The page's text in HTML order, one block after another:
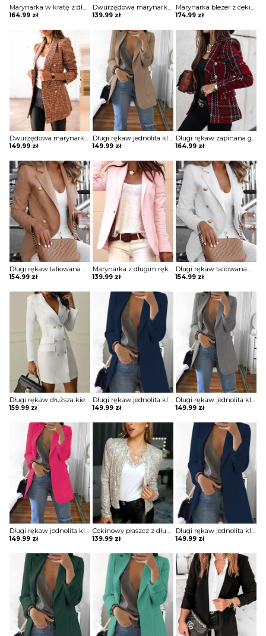
Marynarka w kratę z długim rękawem kurtka Folla
164.99 zł
Dwurzędowa marynarka z długim rękawem i solidnym wykończeniem kurtka Katherina
139.99 zł
Marynarka blezer z cekinami colorblock długim rękawem Ghida
174.99 zł
Dwurzędowa marynarka w kratę z wyciętym dekoltem kurtka Jayna
149.99 zł
Długi rękaw jednolita klapy kieszenie elegancka do pracy bez wzoru marynarka Paulina
149.99 zł
Długi rękaw zapinana guzik krata modna klapy elegancka do pracy wieczór marynarka Corri
164.99 zł
Długi rękaw taliowana guziki jednolita bez wzoru elegancka do pracy marynarka Dedda
154.99 zł
Marynarka z długim rękawem zapinana na guziki kurtka Heddy
139.99 zł
Długi rękaw taliowana guziki jednolita bez wzoru elegancka do pracy marynarka Dedda
154.99 zł
Długi rękaw dłuższa kieszenie dopasowana taliowana talia guziki dwurzędowa elegancka do pracy impreza marynarka Korry
159.99 zł
Długi rękaw jednolita klapy kieszenie elegancka do pracy bez wzoru marynarka Paulina
149.99 zł
Długi rękaw jednolita klapy kieszenie elegancka do pracy bez wzoru marynarka Paulina
149.99 zł
Długi rękaw jednolita klapy kieszenie elegancka do pracy bez wzoru marynarka Paulina
149.99 zł
Cekinowy płaszcz z długim rękawem i odkrytym przodem kurtka Aurelie
139.99 zł
Długi rękaw jednolita klapy kieszenie elegancka do pracy bez wzoru marynarka Paulina
149.99 zł